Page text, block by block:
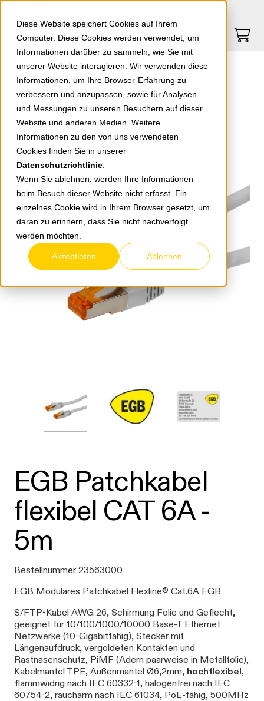
Diese Website speichert Cookies auf Ihrem
Computer. Diese Cookies werden verwendet, um
Informationen darüber zu sammeln, wie Sie mit
unserer Website interagieren. Wir verwenden diese
Informationen, um Ihre Browser-Erfahrung zu
verbessern und anzupassen, sowie für Analysen
und Messungen zu unseren Besuchern auf dieser
Website und anderen Medien. Weitere
Informationen zu den von uns verwendeten
Cookies finden Sie in unserer
Datenschutzrichtlinie
Wenn Sie ablehnen, werden Ihre Informationen
beim Besuch dieser Website nicht erfasst. Ein
einzelnes Cookie wird in Ihrem Browser gesetzt, um
daran zu erinnern, dass Sie nicht nachverfolgt
werden möchten.
Akzeptieren Ablehnen
Springe zu Hauptinhalt Springe zum Footer
0
EGB Patchkabel flexibel CAT 6A - 5m
zurück zur Übersicht
EGB Patchkabel
flexibel CAT 6A -
5m
Bestellnummer 23563000
EGB Modulares Patchkabel Flexline® Cat.6A EGB
S/FTP-Kabel AWG 26, Schirmung Folie und Geflecht,
geeignet für 10/100/1000/10000 Base-T Ethernet
Netzwerke (10-Gigabitfähig), Stecker mit
Längenaufdruck, vergoldeten Kontakten und
Rastnasenschutz, PiMF (Adern paarweise in Metallfolie),
Kabelmantel TPE, Außenmantel Ø6,2mm, hochflexibel,
flammwidrig nach IEC 60332-1, halogenfrei nach IEC
60754-2, raucharm nach IEC 61034, PoE-fähig, 500MHz